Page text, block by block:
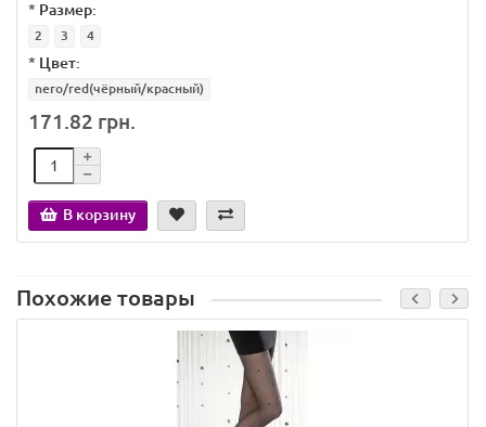
* Размер:
2 3 4
* Цвет:
nero/red(чёрный/красный)
171.82 грн.
В корзину
Похожие товары